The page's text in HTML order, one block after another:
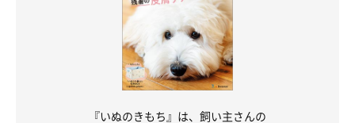
『いぬのきもち』は、飼い主さんの